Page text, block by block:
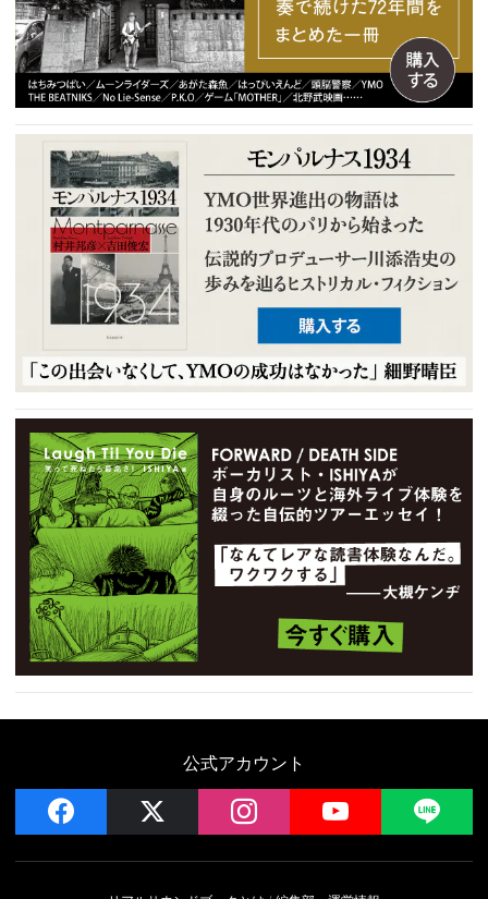
公式アカウント
facebook instagram YouTube